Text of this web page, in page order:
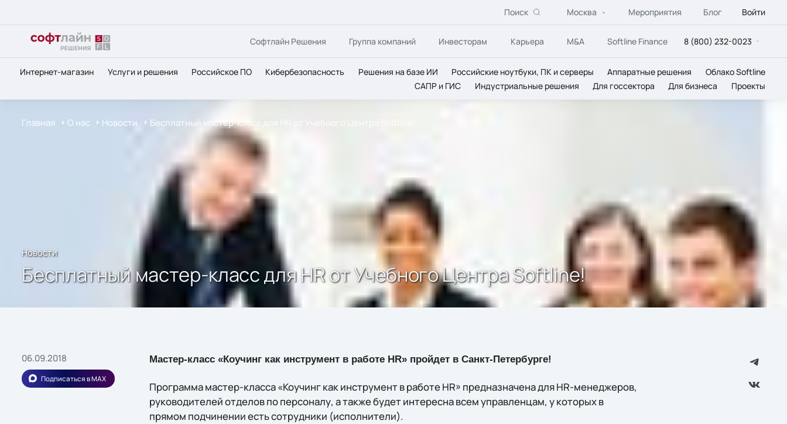
Поиск Москва Мероприятия Блог Войти
Софтлайн Решения Группа компаний Инвесторам Карьера M&A Softline Finance 8 (800) 232-0023
Интернет-магазин Услуги и решения Российское ПО Кибербезопасность Решения на базе ИИ Российские ноутбуки, ПК и серверы Аппаратные решения
Облако Softline
САПР и ГИС
Индустриальные решения Для госсектора Для бизнеса Проекты
Главная О нас Новости Бесплатный мастер-класс для HR от Учебного Центра Softline!
Новости
Бесплатный мастер-класс для HR от Учебного Центра Softline!
06.09.2018
Подписаться в MAX
Мастер-класс «Коучинг как инструмент в работе HR» пройдет в Санкт-Петербурге!
Программа мастер-класса «Коучинг как инструмент в работе HR» предназначена для HR-менеджеров,
руководителей отделов по персоналу, а также будет интересна всем управленцам, у которых в
прямом подчинении есть сотрудники (исполнители).